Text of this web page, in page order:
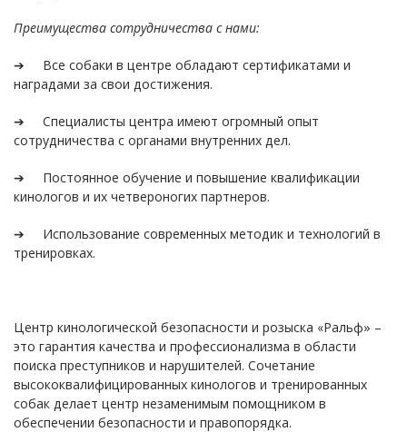
Преимущества сотрудничества с нами:
➔ Все собаки в центре обладают сертификатами и
наградами за свои достижения.
➔ Специалисты центра имеют огромный опыт
сотрудничества с органами внутренних дел.
➔ Постоянное обучение и повышение квалификации
кинологов и их четвероногих партнеров.
➔ Использование современных методик и технологий в
тренировках.
Центр кинологической безопасности и розыска «Ральф» –
это гарантия качества и профессионализма в области
поиска преступников и нарушителей. Сочетание
высококвалифицированных кинологов и тренированных
собак делает центр незаменимым помощником в
обеспечении безопасности и правопорядка.